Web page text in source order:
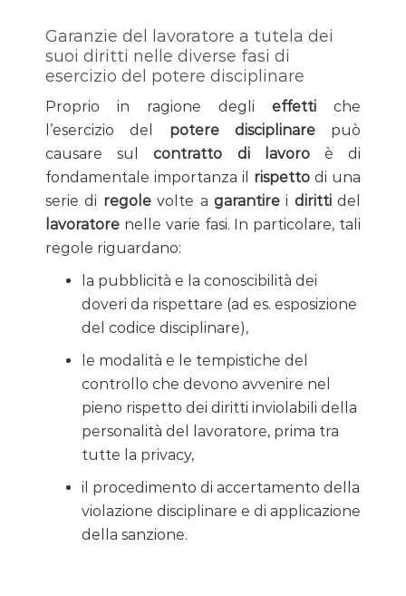
Garanzie del lavoratore a tutela dei
suoi diritti nelle diverse fasi di
esercizio del potere disciplinare
Proprio in ragione degli effetti che
l’esercizio del potere disciplinarepuò
causare sulcontratto di lavoroè di
fondamentale importanza il rispetto di una
serie di regolevolte a garantirei dirittidel
lavoratore nelle varie fasi. In particolare, tali
regole riguardano:
la pubblicità e la conoscibilità dei
doveri da rispettare (ad es. esposizione
del codice disciplinare),
le modalità e le tempistiche del
controllo che devono avvenire nel
pieno rispetto dei diritti inviolabili della
personalità del lavoratore, prima tra
tutte la privacy,
il procedimento di accertamento della
violazione disciplinare e di applicazione
della sanzione.